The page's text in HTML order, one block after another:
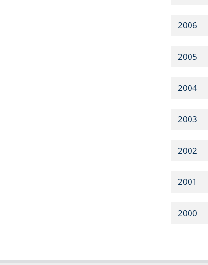
2006
2005
2004
2003
2002
2001
2000